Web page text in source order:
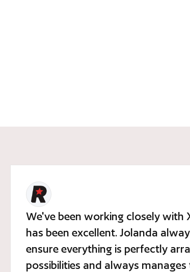
We've been working closely
has been excellent. Jolanda
ensure everything is perfectly
possibilities and always